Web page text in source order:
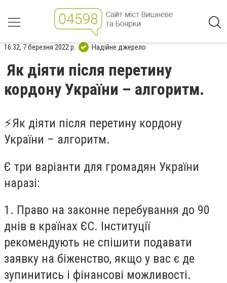
16:32, 7 березня 2022 р. Надійне джерело
Як діяти після перетину
кордону України – алгоритм.
⚡️Як діяти після перетину кордону
України – алгоритм.
Є три варіанти для громадян України
наразі:
1. Право на законне перебування до 90
днів в країнах ЄС. Інституції
рекомендують не спішити подавати
заявку на біженство, якщо у вас є де
зупинитись і фінансові можливості.